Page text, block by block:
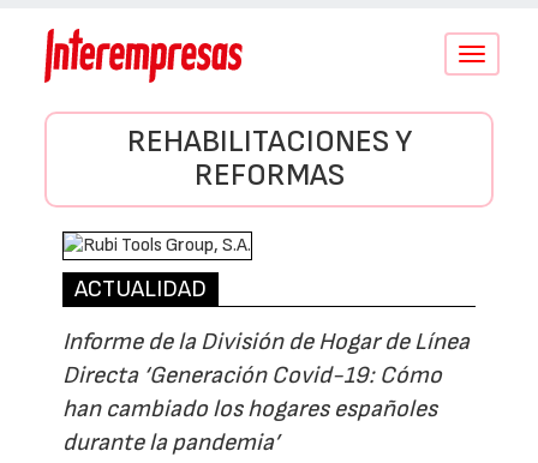
Conmutar
REHABILITACIONES Y
REFORMAS
ACTUALIDAD
Informe de la División de Hogar de Línea
Directa ‘Generación Covid-19: Cómo
han cambiado los hogares españoles
durante la pandemia’